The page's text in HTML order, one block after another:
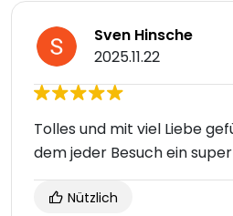
Sven Hinsche
2025.11.22
Tolles und mit viel Liebe
dem jeder Besuch ein
Nützlich